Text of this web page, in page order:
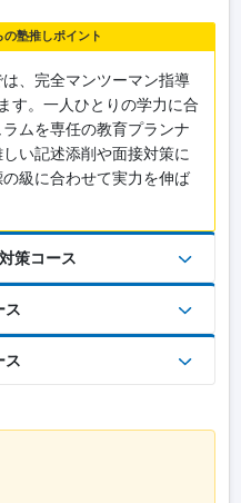
塾推しポイント
、完全マンツーマン指導
す。一人ひとりの学力に合
ムを専任の教育プランナ
い記述添削や面接対策に
級に合わせて実力を伸ば
策コース
ス
ス